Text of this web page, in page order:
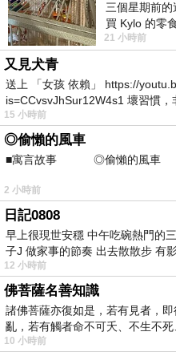
=>點此取得優惠<=
三個星期前
買 Kylo 的零
顧都會去看一
21 小時前
又見犬青
送上 「女孩 依賴」 https://
is=CCvsvJhSur12W4s1 壞習慣，
我害怕的
15 小時前
◎偷懶的風車
■寓言故事 ◎偷懶的風車
⊕潘文良
常颳風的山丘上—&m
2 小時前
日記0808
早上很現世安穩 中午吃碗熱門的
子J 做家事的節奏 出去散散步 有
12 小時前
佛菩薩名善知識
諸佛菩薩亦復如是，若有見者，
亂，若有觸者命不可夭、不生不
受
10 小時前